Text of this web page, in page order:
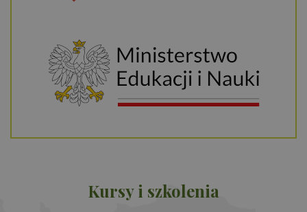
Kursy i szkolenia